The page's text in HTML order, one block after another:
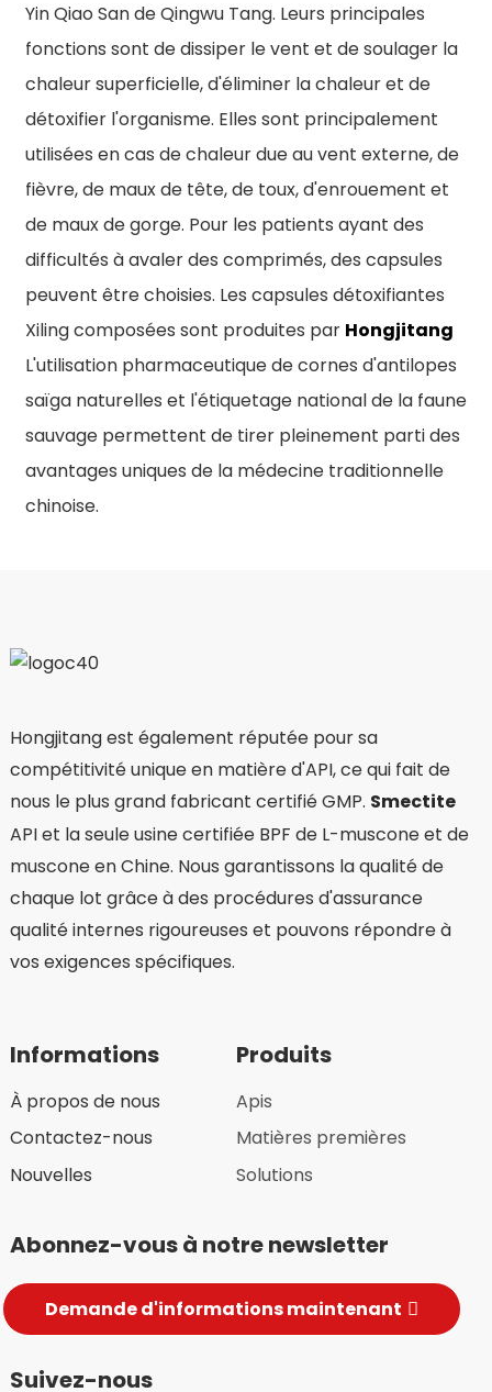
Yin Qiao San de Qingwu Tang. Leurs principales
fonctions sont de dissiper le vent et de soulager la
chaleur superficielle, d'éliminer la chaleur et de
détoxifier l'organisme. Elles sont principalement
utilisées en cas de chaleur due au vent externe, de
fièvre, de maux de tête, de toux, d'enrouement et
de maux de gorge. Pour les patients ayant des
difficultés à avaler des comprimés, des capsules
peuvent être choisies. Les capsules détoxifiantes
Xiling composées sont produites par Hongjitang
L'utilisation pharmaceutique de cornes d'antilopes
saïga naturelles et l'étiquetage national de la faune
sauvage permettent de tirer pleinement parti des
avantages uniques de la médecine traditionnelle
chinoise.
Hongjitang est également réputée pour sa
compétitivité unique en matière d'API, ce qui fait de
nous le plus grand fabricant certifié GMP. Smectite
API et la seule usine certifiée BPF de L-muscone et de
muscone en Chine. Nous garantissons la qualité de
chaque lot grâce à des procédures d'assurance
qualité internes rigoureuses et pouvons répondre à
vos exigences spécifiques.
Informations
À propos de nous
Contactez-nous
Nouvelles
Produits
Apis
Matières premières
Solutions
Abonnez-vous à notre newsletter
Demande d'informations maintenant
Suivez-nous